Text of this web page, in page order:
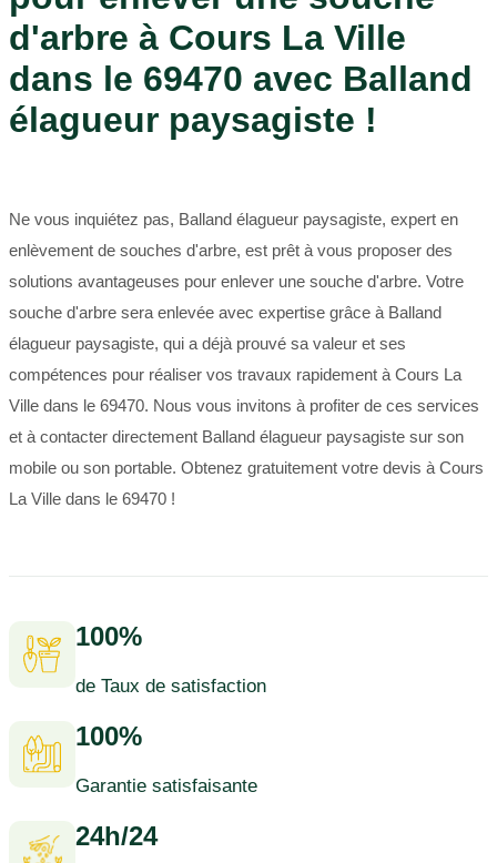
d'arbre à Cours La Ville
dans le 69470 avec Balland
élagueur paysagiste !
Ne vous inquiétez pas, Balland élagueur paysagiste, expert en
enlèvement de souches d'arbre, est prêt à vous proposer des
solutions avantageuses pour enlever une souche d'arbre. Votre
souche d'arbre sera enlevée avec expertise grâce à Balland
élagueur paysagiste, qui a déjà prouvé sa valeur et ses
compétences pour réaliser vos travaux rapidement à Cours La
Ville dans le 69470. Nous vous invitons à profiter de ces services
et à contacter directement Balland élagueur paysagiste sur son
mobile ou son portable. Obtenez gratuitement votre devis à Cours
La Ville dans le 69470 !
100%
de Taux de satisfaction
100%
Garantie satisfaisante
24h/24